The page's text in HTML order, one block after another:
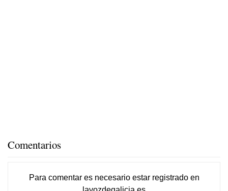
Comentarios
Para comentar es necesario estar registradoen